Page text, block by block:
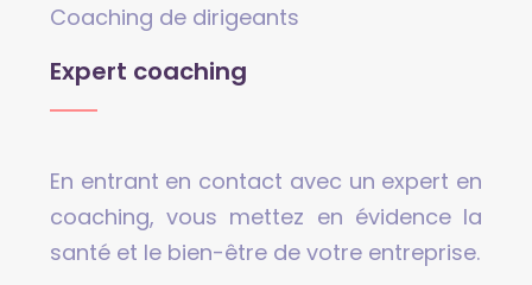
Coaching de dirigeants
Expert coaching
En entrant en contact avec un expert en
coaching, vous mettez en évidence la
santé et le bien-être de votre entreprise.